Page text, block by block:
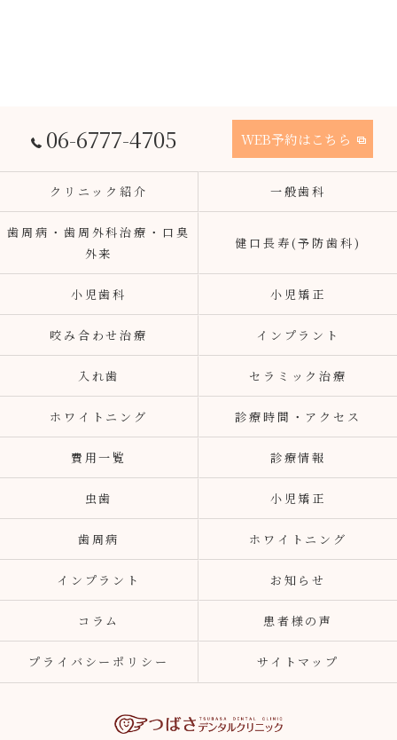
06-6777-4705 WEB予約はこちら
クリニック紹介 一般歯科
歯周病・歯周外科治療・口臭
外来
健口長寿(予防歯科)
小児歯科 小児矯正
咬み合わせ治療 インプラント
入れ歯 セラミック治療
ホワイトニング 診療時間・アクセス
費用一覧 診療情報
虫歯 小児矯正
歯周病 ホワイトニング
インプラント お知らせ
コラム 患者様の声
プライバシーポリシー サイトマップ